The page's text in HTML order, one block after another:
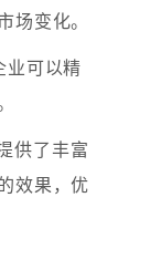
场变化。
业可以精
供了丰富
效果，优